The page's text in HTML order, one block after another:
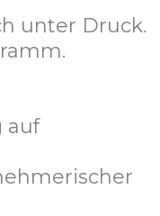
unter Druck.
auf